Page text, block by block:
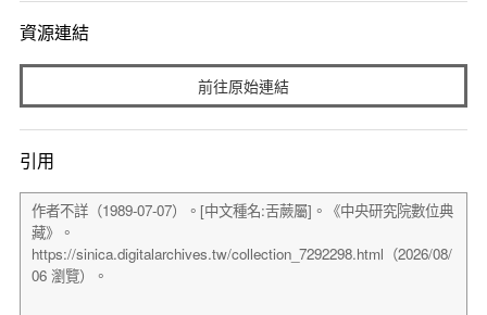
資源連結
前往原始連結
引用